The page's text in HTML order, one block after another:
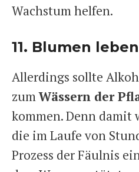
Wachstum helfen.
11. Blumen
Allerdings sollte
zumWässern der
kommen. Denn damit
die im Laufe von
Prozess der Fäulnis